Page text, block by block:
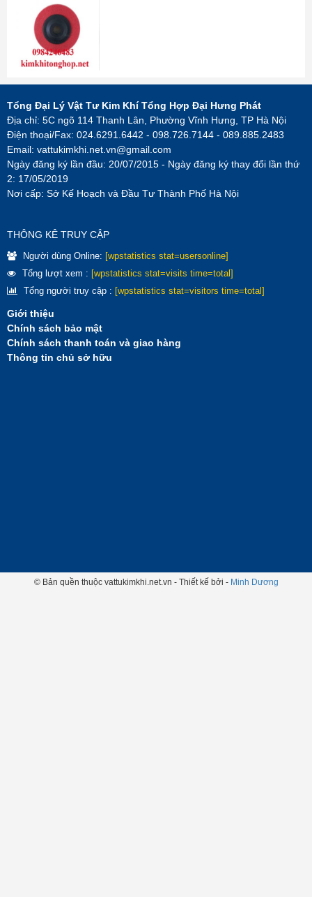
Tổng Đại Lý Vật Tư Kim Khí Tổng Hợp Đại Hưng Phát
Địa chỉ: 5C ngõ 114 Thanh Lân, Phường Vĩnh Hưng, TP Hà Nội
Điện thoại/Fax: 024.6291.6442 - 098.726.7144 - 089.885.2483
Email: vattukimkhi.net.vn@gmail.com
Ngày đăng ký lần đầu: 20/07/2015 - Ngày đăng ký thay đổi lần thứ
2: 17/05/2019
Nơi cấp: Sở Kế Hoạch và Đầu Tư Thành Phố Hà Nội
THÔNG KÊ TRUY CẬP
Người dùng Online: [wpstatistics stat=usersonline]
Tổng lượt xem : [wpstatistics stat=visits time=total]
Tổng người truy cập : [wpstatistics stat=visitors time=total]
Giới thiệu
Chính sách bảo mật
Chính sách thanh toán và giao hàng
Thông tin chủ sở hữu
© Bản quền thuộc vattukimkhi.net.vn - Thiết kế bởi - Minh Dương